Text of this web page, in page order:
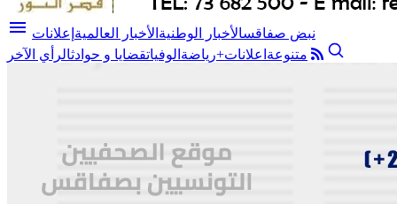
menu نبض صفاقسالأخبار الوطنية الأخبار العالمية إعلانات
متنوعة اعلانات+رياضة الوفياتقضايا و حوادثالرأي الآخر